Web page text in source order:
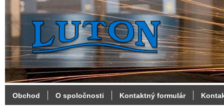
Obchod O spoločnosti Kontaktný formulár